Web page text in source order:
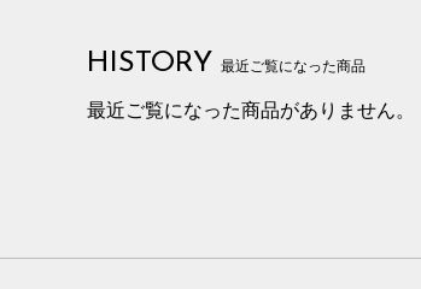
HISTORY 最近ご覧になった商品
最近ご覧になった商品がありません。